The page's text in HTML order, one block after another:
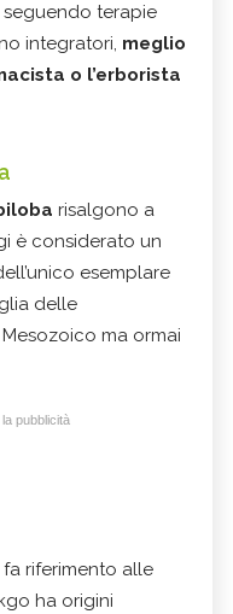
seguendo terapie
integratori, meglio
o l’erborista
risalgono a
è considerato un
esemplare
delle
ma ormai
pubblicità
fa riferimento alle
ha origini